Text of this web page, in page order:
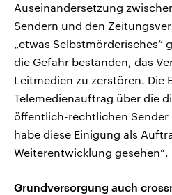
Auseinandersetzung
Sendern und den
„etwas Selbstmörderisches“
die Gefahr bestanden, das
Leitmedien zu zerstören. Die
Telemedienauftrag über die
öffentlich-rechtlichen Sender
habe diese Einigung als
Weiterentwicklung
Grundversorgung auch